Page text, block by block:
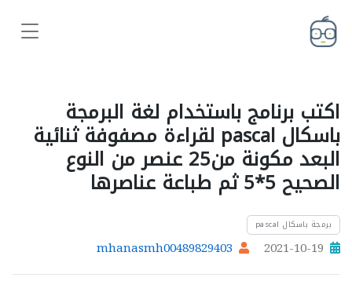
اكتب برنامج باستخدام لغة البرمجة
باسكال pascal لقراءة مصفوفة ثنائیة
البعد مكونة من25 عنصر من النوع
الصحیح 5*5 ثم طباعة عناصرھا
برمجة باسكال pascal
2021-10-19
mhanasmh00489829403